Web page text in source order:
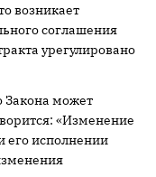
возникает
соглашения
урегулировано
Закона может
«Изменение
его исполнении